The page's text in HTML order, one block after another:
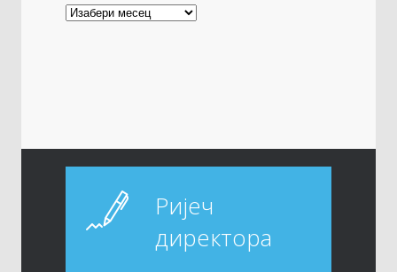
Ријеч
директора